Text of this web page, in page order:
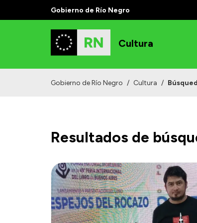
Gobierno de Río Negro
Cultura
Gobierno de Río Negro / Cultura /
Resultados de